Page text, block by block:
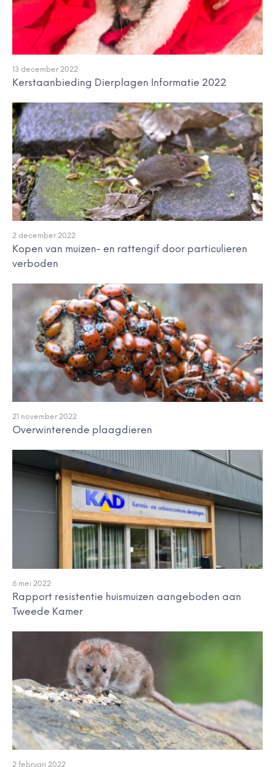
13 december 2022
Kerstaanbieding Dierplagen Informatie 2022
2 december 2022
Kopen van muizen- en rattengif door particulieren
verboden
21 november 2022
Overwinterende plaagdieren
6 mei 2022
Rapport resistentie huismuizen aangeboden aan
Tweede Kamer
2 februari 2022